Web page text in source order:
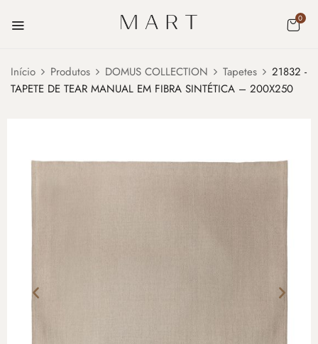
0
Início Produtos DOMUS COLLECTION Tapetes
21832 -
TAPETE DE TEAR MANUAL EM FIBRA SINTÉTICA – 200X250